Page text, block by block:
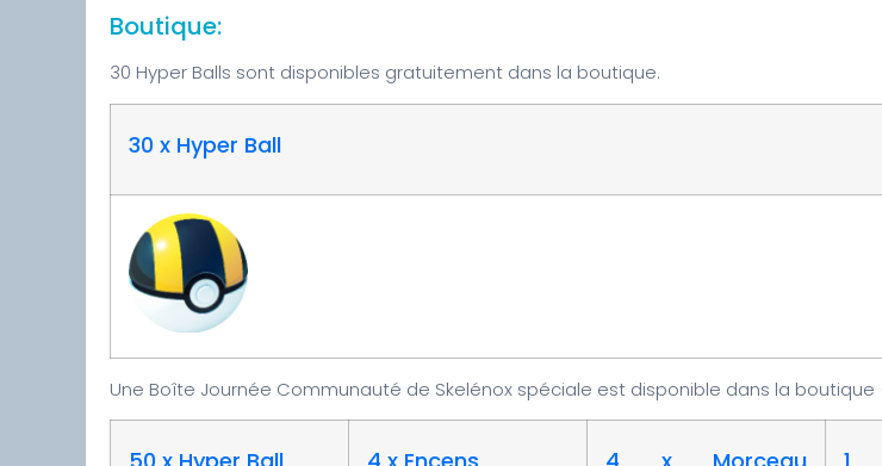
Boutique:
30 Hyper Balls sont disponibles gratuitement dans la boutique.
30 x Hyper Ball
Une Boîte Journée Communauté de Skelénox spéciale est disponible dans la boutique